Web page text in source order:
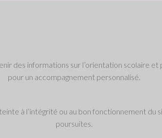
des informations sur l’orientation scolaire
pour un accompagnement personnalisé.
à l’intégrité ou au bon fonctionnement
poursuites.